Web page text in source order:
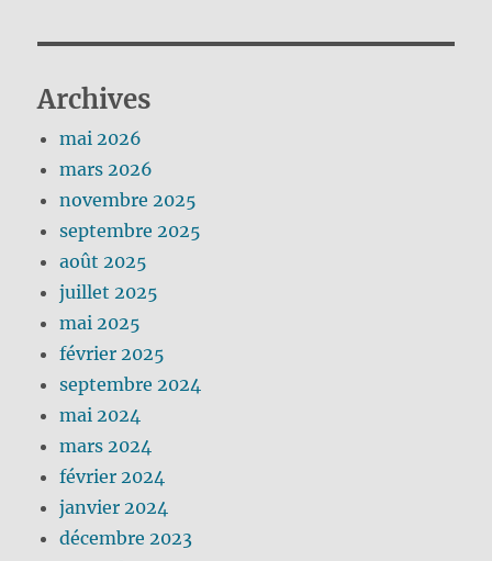
Archives
mai 2026
mars 2026
novembre 2025
septembre 2025
août 2025
juillet 2025
mai 2025
février 2025
septembre 2024
mai 2024
mars 2024
février 2024
janvier 2024
décembre 2023